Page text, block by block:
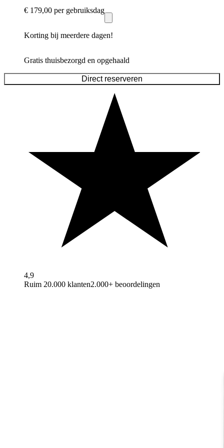
€ 179,00 per gebruiksdag
Korting bij meerdere dagen!
Gratis thuisbezorgd en opgehaald
Direct reserveren
4,9
Ruim 20.000 klanten2.000+ beoordelingen